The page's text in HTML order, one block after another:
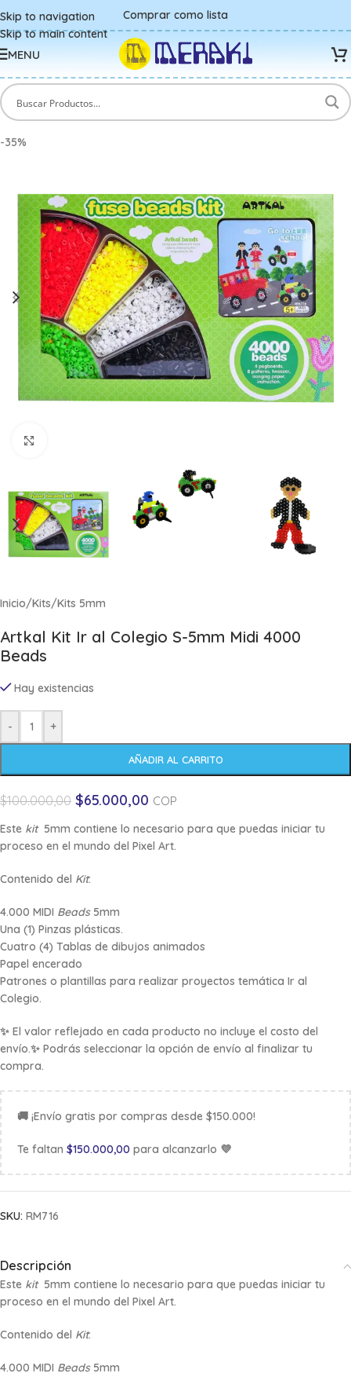
Skip to navigation
Skip to main content
Comprar como lista
MENU
-35%
Inicio/Kits/Kits 5mm
Artkal Kit Ir al Colegio S-5mm Midi 4000
Beads
Hay existencias
- +
AÑADIR AL CARRITO
$100.000,00 $65.000,00 COP
Este kit5mm contiene lo necesario para que puedas iniciar tu
proceso en el mundo del Pixel Art.
Contenido del Kit:
4.000 MIDI Beads5mm
Una (1) Pinzas plásticas.
Cuatro (4) Tablas de dibujos animados
Papel encerado
Patrones o plantillas para realizar proyectos temática Ir al
Colegio.
✨ El valor reflejado en cada producto no incluye el costo del
envío.✨ Podrás seleccionar la opción de envío al finalizar tu
compra.
🚚 ¡Envío gratis por compras desde $150.000!
Te faltan $150.000,00 para alcanzarlo 💜
SKU: RM716
Descripción
Este kit5mm contiene lo necesario para que puedas iniciar tu
proceso en el mundo del Pixel Art.
Contenido del Kit:
4.000 MIDI Beads5mm